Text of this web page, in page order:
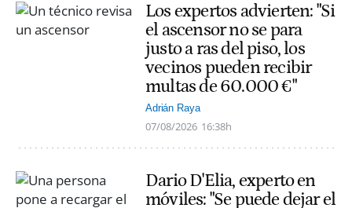
Los expertos advierten: "Si
el ascensor no se para
justo a ras del piso, los
vecinos pueden recibir
multas de 60.000 €"
Adrián Raya
07/08/2026 16:38h
Dario D'Elia, experto en
móviles: "Se puede dejar el